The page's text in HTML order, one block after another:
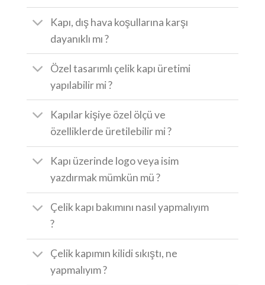
Kapı, dış hava koşullarına karşı
dayanıklı mı ?
Özel tasarımlı çelik kapı üretimi
yapılabilir mi ?
Kapılar kişiye özel ölçü ve
özelliklerde üretilebilir mi ?
Kapı üzerinde logo veya isim
yazdırmak mümkün mü ?
Çelik kapı bakımını nasıl yapmalıyım
?
Çelik kapımın kilidi sıkıştı, ne
yapmalıyım ?